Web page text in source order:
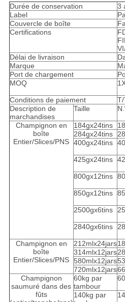
Durée de conservation
3
Label
Couvercle de boîte
Certifications
Délai de livraison
Marque
Port de chargement
MOQ
Conditions de paiement
Description de
marchandises
Taille
Champignon en
boîte
Entier/Slices/PNS
184gx24tins
284gx24tins
400gx24tins
425gx24tins
800gx12tins
850gx12tins
2500gx6tins
2840gx6tins
Champignon en
boîte
Entier/Slices/PNS
212mlx24jars
314mlx12jars
580mlx12jars
720mlx12jars
Champignon
saumuré dans des
fûts
60kg par
tambour
140kg par